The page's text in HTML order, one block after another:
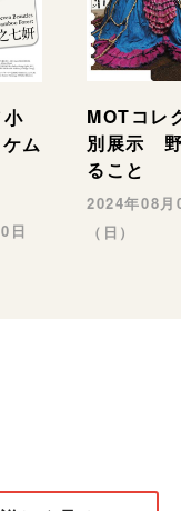
ム
日
MOTコレ
別展示
ること
2024年08
（日）